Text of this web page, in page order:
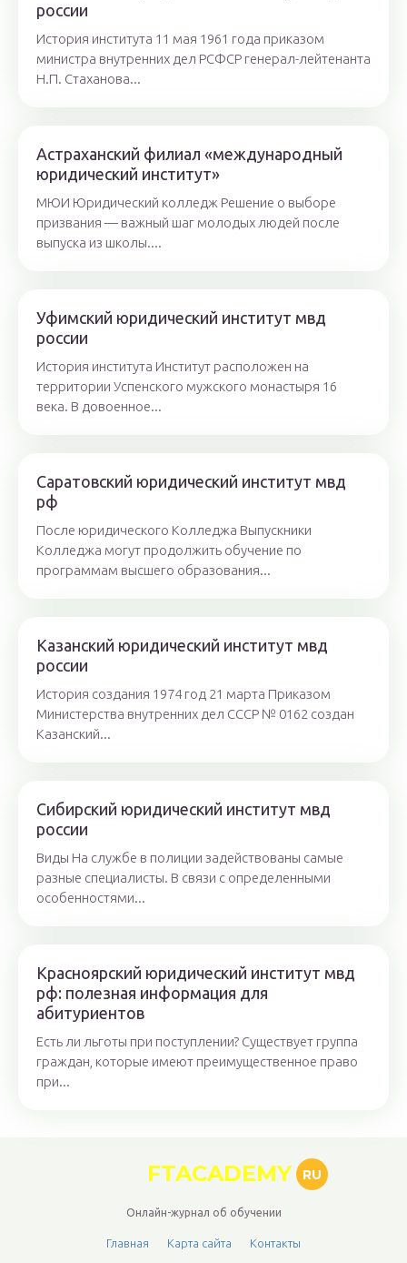
россии
История института 11 мая 1961 года приказом
министра внутренних дел РСФСР генерал-лейтенанта
Н.П. Стаханова...
Астраханский филиал «международный
юридический институт»
МЮИ Юридический колледж Решение о выборе
призвания — важный шаг молодых людей после
выпуска из школы....
Уфимский юридический институт мвд
россии
История института Институт расположен на
территории Успенского мужского монастыря 16
века. В довоенное...
Саратовский юридический институт мвд
рф
После юридического Колледжа Выпускники
Колледжа могут продолжить обучение по
программам высшего образования...
Казанский юридический институт мвд
россии
История создания 1974 год 21 марта Приказом
Министерства внутренних дел СССР № 0162 создан
Казанский...
Сибирский юридический институт мвд
россии
Виды На службе в полиции задействованы самые
разные специалисты. В связи с определенными
особенностями...
Красноярский юридический институт мвд
рф: полезная информация для
абитуриентов
Есть ли льготы при поступлении? Существует группа
граждан, которые имеют преимущественное право
при...
FTACADEMY RU
Онлайн-журнал об обучении
Главная Карта сайта Контакты